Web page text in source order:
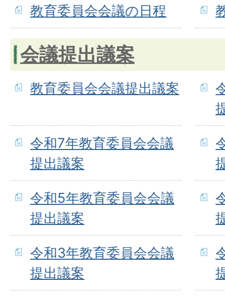
教育委員会会議の日程
会議提出議案
教育委員会会議提出議案
令和7年教育委員会会議
提出議案
令和5年教育委員会会議
提出議案
令和3年教育委員会会議
提出議案